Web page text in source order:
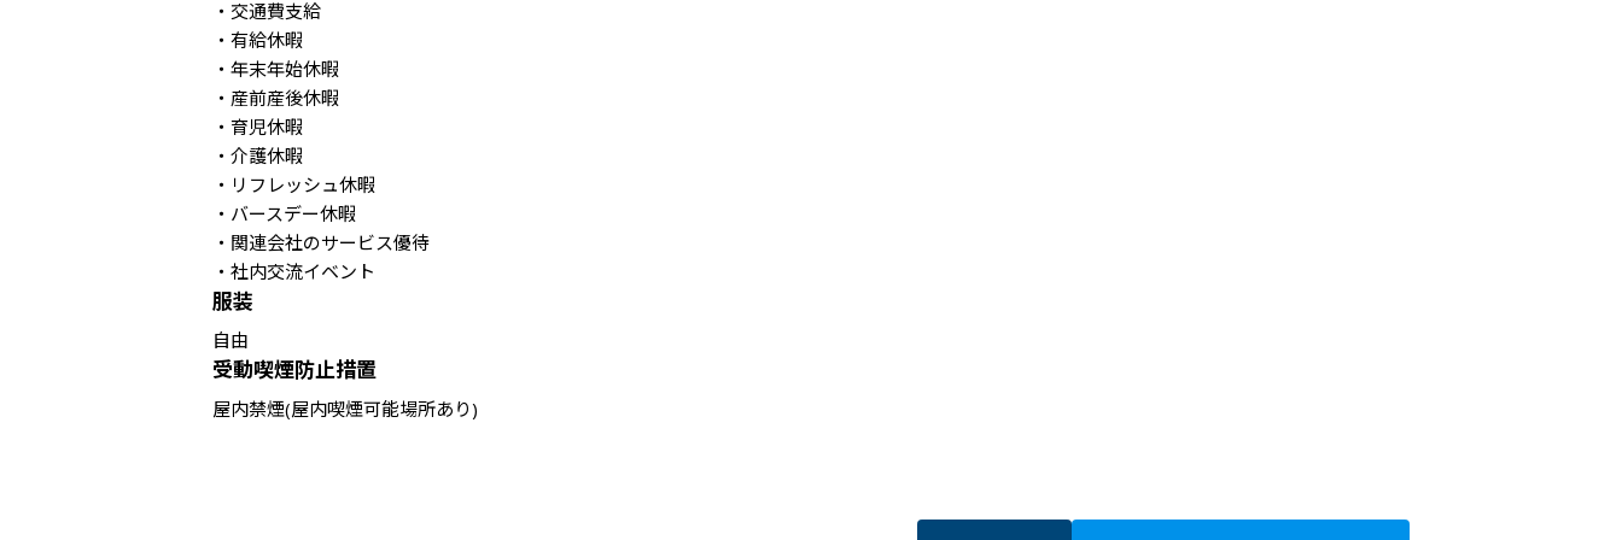
・交通費支給
・有給休暇
・年末年始休暇
・産前産後休暇
・育児休暇
・介護休暇
・リフレッシュ休暇
・バースデー休暇
・関連会社のサービス優待
・社内交流イベント
服装
自由
受動喫煙防止措置
屋内禁煙(屋内喫煙可能場所あり)